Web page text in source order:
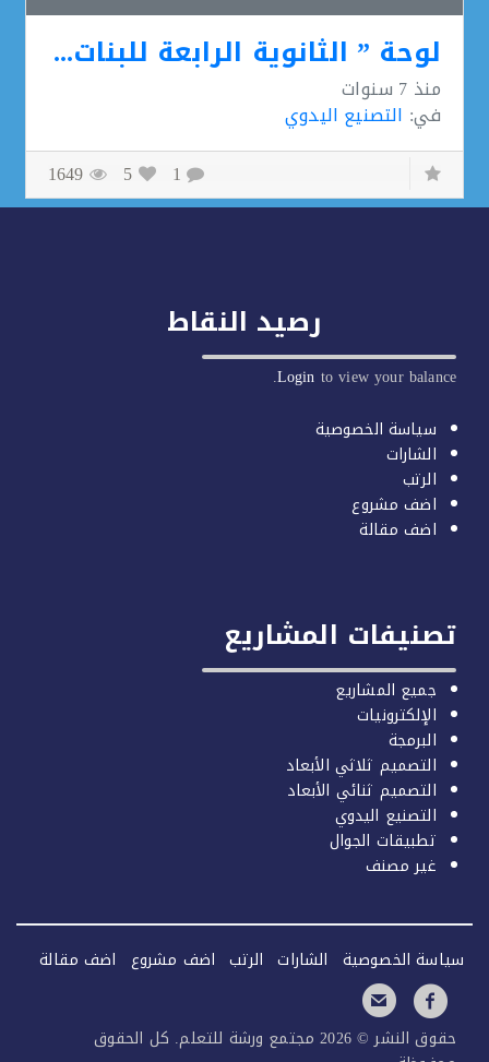
لوحة ” الثانوية الرابعة للبنات بأبي عريش”
التصنيع اليدوي
5
1649
رصيد النقاط
Loginto view your
سياسة الخصوصية
الشارات
الرتب
اضف مشروع
اضف مقالة
المشاريع
جميع المشاريع
الإلكترونيات
البرمجة
التصميم ثلاثي الأبعاد
التصميم ثنائي الأبعاد
التصنيع اليدوي
تطبيقات الجوال
غير مصنف
الخصوصية الشارات الرتب اضف مشروع اضف مقالة
حقوق النشر © 2026 مجتمع ورشة للتعلم. كل الحقوق